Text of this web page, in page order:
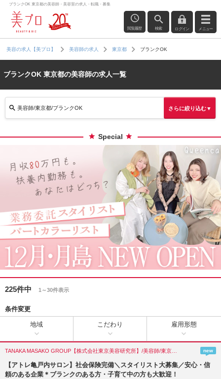
ブランクOK 東京都の美容師・美容室の求人・転職・募集
閲覧履歴 検索 ログイン メニュー
美容の求人【美プロ】 美容師の求人 東京都 ブランクOK
ブランクOK 東京都の美容師の求人一覧
美容師/東京都/ブランクOK さらに絞り込む▼
Special
225件中 1～30件表示
条件変更
地域 こだわり 雇用形態
new
【アトレ亀戸内サロン】社会保険完備＼スタイリスト大募集／安心・信
頼のある企業＊ブランクのある方・子育て中の方も大歓迎！